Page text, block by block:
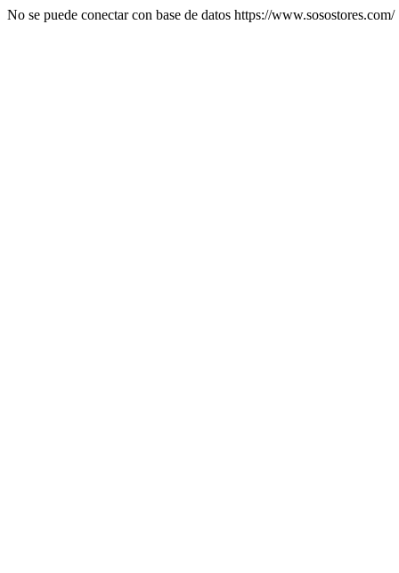
No se puede conectar con base de datos https://www.sosostores.com/